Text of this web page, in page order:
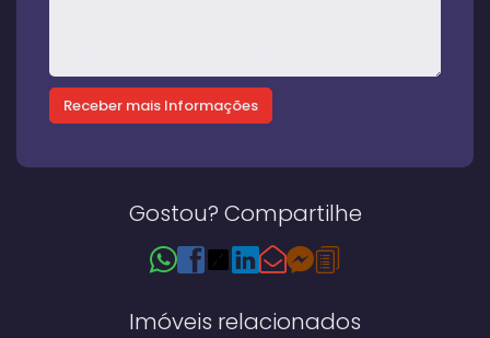
Gostou? Compartilhe
Imóveis relacionados